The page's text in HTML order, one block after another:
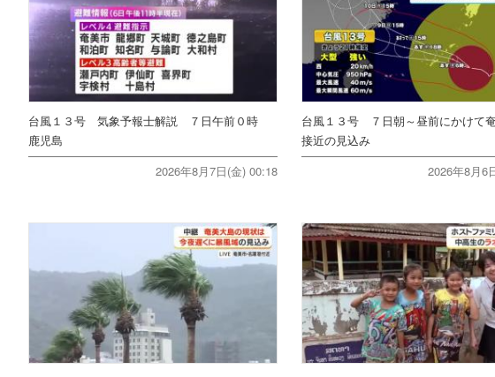
台風１３号 気象予報士解説 ７日午前０時
鹿児島
2026年8月7日(金) 00:18
台風１３号 ７日朝～昼前にかけて
接近の見込み
2026年8月6